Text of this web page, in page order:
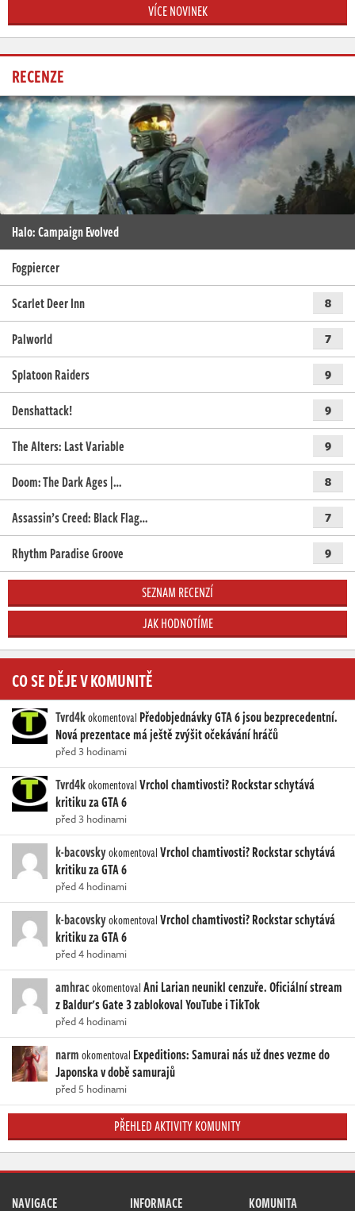
VÍCE NOVINEK
RECENZE
Halo: Campaign Evolved
Fogpiercer
Scarlet Deer Inn
8
Palworld 7
Splatoon Raiders 9
Denshattack! 9
The Alters: Last Variable 9
Doom: The Dark Ages |… 8
Assassin’s Creed: Black Flag… 7
Rhythm Paradise Groove 9
SEZNAM RECENZÍ
JAK HODNOTÍME
CO SE DĚJE V KOMUNITĚ
Tvrd4kokomentoval Předobjednávky GTA 6 jsou bezprecedentní.
Nová prezentace má ještě zvýšit očekávání hráčů
před 3 hodinami
Tvrd4kokomentovalVrchol chamtivosti? Rockstar schytává
kritiku za GTA 6
před 3 hodinami
k-bacovskyokomentovalVrchol chamtivosti? Rockstar schytává
kritiku za GTA 6
před 4 hodinami
k-bacovskyokomentovalVrchol chamtivosti? Rockstar schytává
kritiku za GTA 6
před 4 hodinami
amhracokomentovalAni Larian neunikl cenzuře. Oficiální stream
z Baldur's Gate 3 zablokoval YouTube i TikTok
před 4 hodinami
narmokomentoval Expeditions: Samurai nás už dnes vezme do
Japonska v době samurajů
před 5 hodinami
PŘEHLED AKTIVITY KOMUNITY
NAVIGACE INFORMACE KOMUNITA